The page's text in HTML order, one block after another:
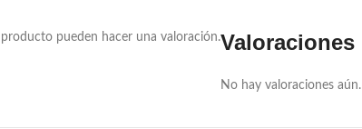
Valoraciones
No hay valoraciones aún.
pueden hacer una valoración.